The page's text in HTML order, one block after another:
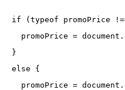
if (typeof promoPrice
promoPrice =
}
else {
promoPrice =